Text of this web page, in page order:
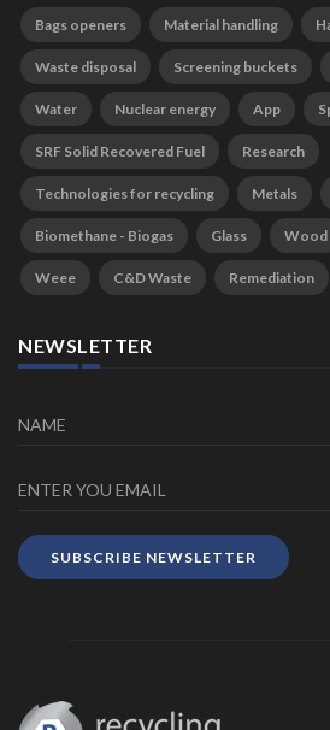
Bags openers Material handling
Waste disposal Screening buckets
Water Nuclear energy App
SRF Solid Recovered Fuel Research
Technologies for recycling Metals
Biomethane - Biogas Glass Wood
Weee C&D Waste Remediation
NEWSLETTER
SUBSCRIBE NEWSLETTER